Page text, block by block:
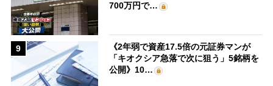
700万円で…
9
《2年弱で資産17.5倍の元証券マンが
「キオクシア急落で次に狙う」5銘柄を
公開》10…